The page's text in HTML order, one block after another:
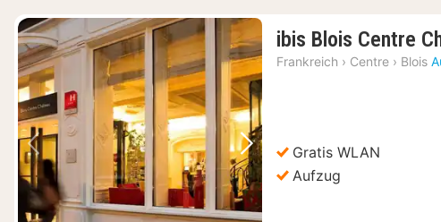
Vorheriges Bild Nächstes Bild
ibis Blois Centre
Frankreich › Centre › Blois
Gratis WLAN
Aufzug